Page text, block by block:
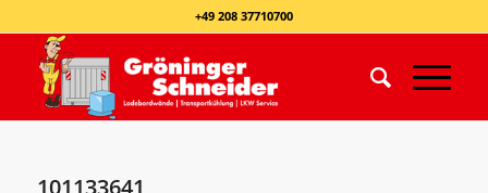
+49 208 37710700
101133641